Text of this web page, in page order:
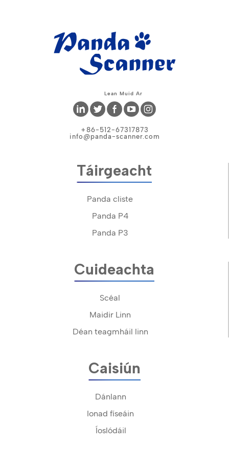
Lean Muid Ar
+86-512-67317873
info@panda-scanner.com
Táirgeacht
Panda cliste
Panda P4
Panda P3
Cuideachta
Scéal
Maidir Linn
Déan teagmháil linn
Caisiún
Dánlann
Ionad físeáin
Íoslódáil